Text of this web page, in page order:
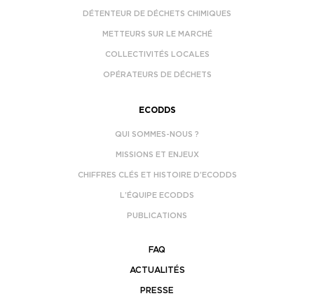
DÉTENTEUR DE DÉCHETS CHIMIQUES
METTEURS SUR LE MARCHÉ
COLLECTIVITÉS LOCALES
OPÉRATEURS DE DÉCHETS
ECODDS
QUI SOMMES-NOUS ?
MISSIONS ET ENJEUX
CHIFFRES CLÉS ET HISTOIRE D’ECODDS
L’ÉQUIPE ECODDS
PUBLICATIONS
FAQ
ACTUALITÉS
PRESSE